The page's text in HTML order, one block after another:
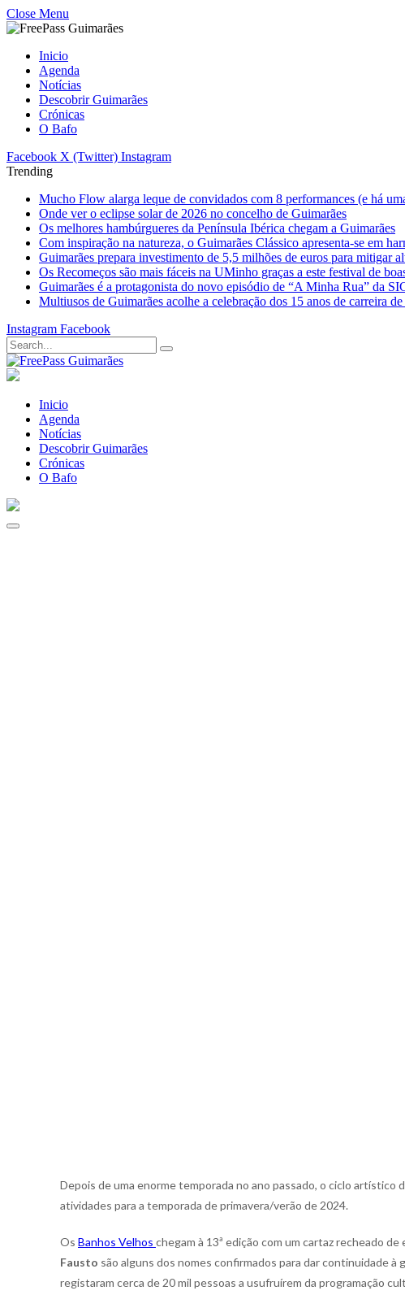
Close Menu
Inicio
Agenda
Notícias
Descobrir Guimarães
Crónicas
O Bafo
Facebook X (Twitter) Instagram
Trending
Mucho Flow alarga leque de convidados com 8 performances (e há
Onde ver o eclipse solar de 2026 no concelho de Guimarães
Os melhores hambúrgueres da Península Ibérica chegam a Guimarães
Com inspiração na natureza, o Guimarães Clássico apresenta-se em
Guimarães prepara investimento de 5,5 milhões de euros para mitigar
Os Recomeços são mais fáceis na UMinho graças a este festival de
Guimarães é a protagonista do novo episódio de “A Minha Rua” da
Multiusos de Guimarães acolhe a celebração dos 15 anos de carreira
Instagram Facebook
Inicio
Agenda
Notícias
Descobrir Guimarães
Crónicas
O Bafo
Depois de uma enorme temporada no ano passado, o ciclo artístico
atividades para a temporada de primavera/verão de 2024.
Os Banhos Velhos chegam à 13ª edição com um cartaz recheado de
Fausto são alguns dos nomes confirmados para dar continuidade
registaram cerca de 20 mil pessoas a usufruírem da programação